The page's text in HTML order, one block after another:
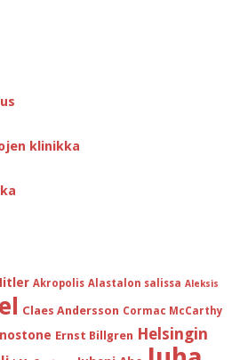
klinikka
Akropolis Alastalon salissa Aleksis
Claes Andersson Cormac McCarthy
Ernst Billgren Helsingin